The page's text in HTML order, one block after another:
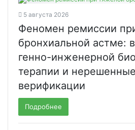
5 августа 2026
Феномен ремиссии
бронхиальной астме:
генно-инженерной
терапии и
верификации
Подробнее